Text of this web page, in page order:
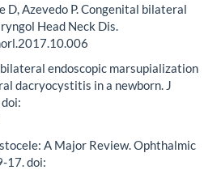
D, Azevedo P. Congenital bilateral
Head Neck Dis.
bilateral endoscopic marsupialization
dacryocystitis in a newborn. J
A Major Review. Ophthalmic
17. doi: